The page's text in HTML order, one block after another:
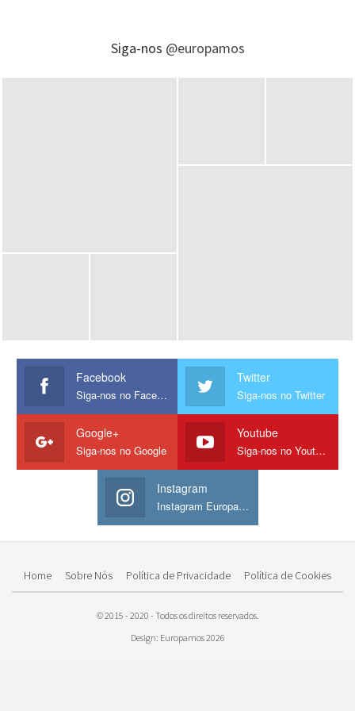
Siga-nos @europamos
Facebook
Siga-nos no Facebook
Twitter
Siga-nos no Twitter
Google+
Siga-nos no Google
Youtube
Siga-nos no Youtube
Instagram
Instagram Europamos
Home Sobre Nós Política de Privacidade Política de Cookies
© 2015 - 2020 - Todos os direitos reservados.
Design: Europamos 2026